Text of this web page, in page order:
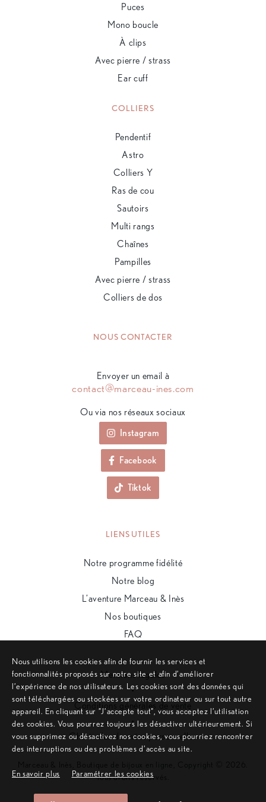
Puces
Mono boucle
À clips
Avec pierre / strass
Ear cuff
COLLIERS
Pendentif
Astro
Colliers Y
Ras de cou
Sautoirs
Multi rangs
Chaînes
Pampilles
Avec pierre / strass
Colliers de dos
NOUS CONTACTER
Envoyer un email à
contact@marceau-ines.com
Ou via nos réseaux sociaux
Instagram
Facebook
Tiktok
LIENS UTILES
Notre programme fidélité
Notre blog
L’aventure Marceau & Inès
Nos boutiques
FAQ
Mentions légales
•
Conditions générales de vente
•
Charte des données personnelles
Tous droits réservés.
Nous utilisons les cookies afin de fournir les services et
fonctionnalités proposés sur notre site et afin d’améliorer
l’expérience de nos utilisateurs. Les cookies sont des données qui
sont téléchargées ou stockées sur votre ordinateur ou sur tout autre
appareil. En cliquant sur ”J’accepte tout”, vous acceptez l’utilisation
des cookies. Vous pourrez toujours les désactiver ultérieurement. Si
vous supprimez ou désactivez nos cookies, vous pourriez rencontrer
des interruptions ou des problèmes d’accès au site.
En savoir plus Paramétrer les cookies